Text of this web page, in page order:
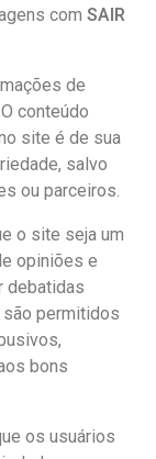
com SAIR
de
conteúdo
site é de sua
salvo
ou parceiros.
o site seja um
opiniões e
debatidas
são permitidos
bons
os usuários